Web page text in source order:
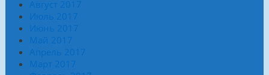
Август 2017
Июль 2017
Июнь 2017
Май 2017
Апрель 2017
Март 2017